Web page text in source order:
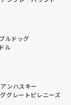
ブルドッグ
ル
ンハスキー
グレートピレニーズ